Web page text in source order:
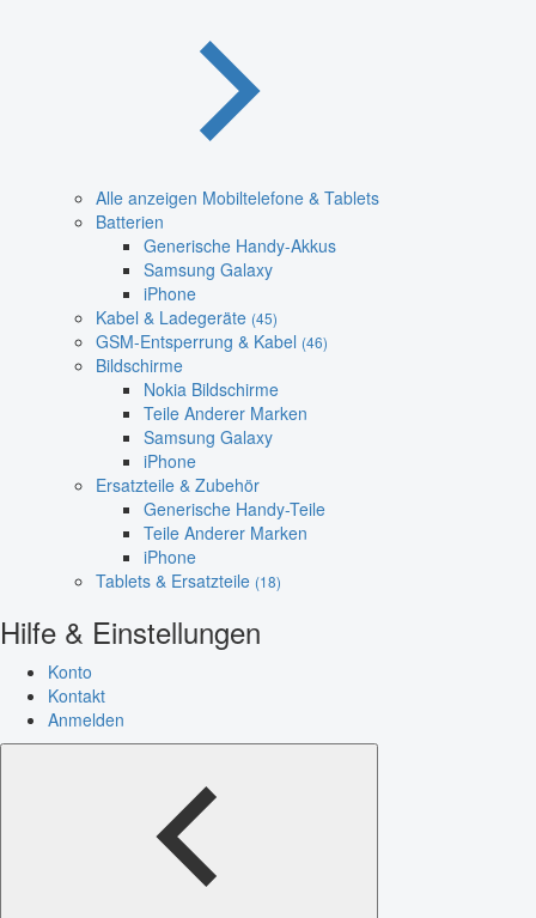
Alle anzeigen Mobiltelefone & Tablets
Batterien
Generische Handy-Akkus
Samsung Galaxy
iPhone
Kabel & Ladegeräte (45)
GSM-Entsperrung & Kabel (46)
Bildschirme
Nokia Bildschirme
Teile Anderer Marken
Samsung Galaxy
iPhone
Ersatzteile & Zubehör
Generische Handy-Teile
Teile Anderer Marken
iPhone
Tablets & Ersatzteile (18)
Hilfe & Einstellungen
Konto
Kontakt
Anmelden